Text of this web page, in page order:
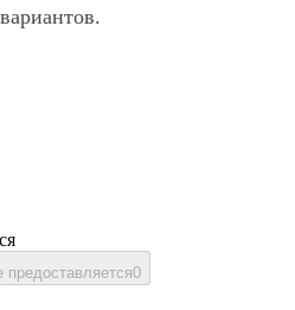
предоставляется0